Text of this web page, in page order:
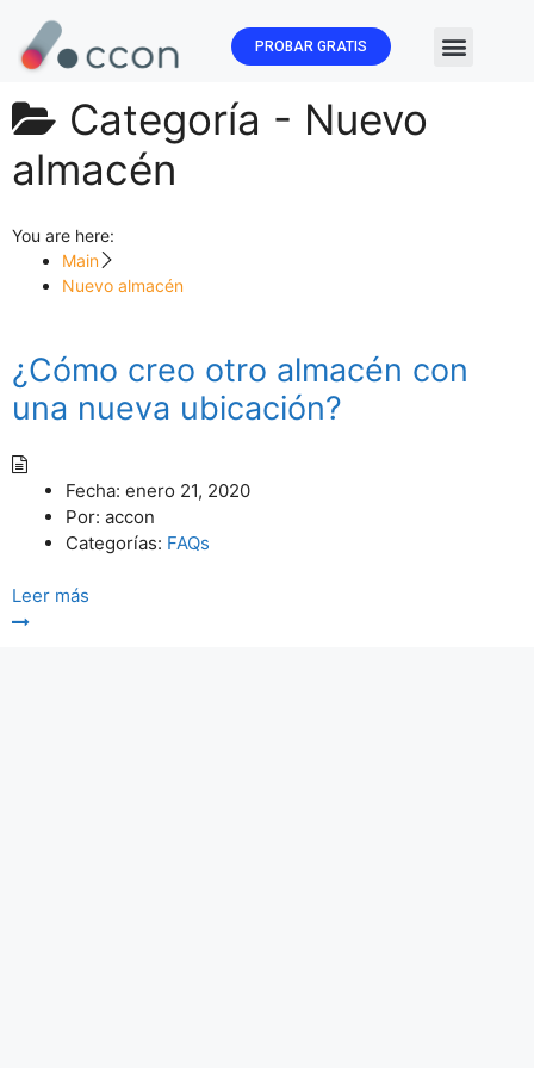
PROBAR GRATIS
Categoría - Nuevo
almacén
You are here:
Main
Nuevo almacén
¿Cómo creo otro almacén con
una nueva ubicación?
Fecha: enero 21, 2020
Por: accon
Categorías: FAQs
Leer más